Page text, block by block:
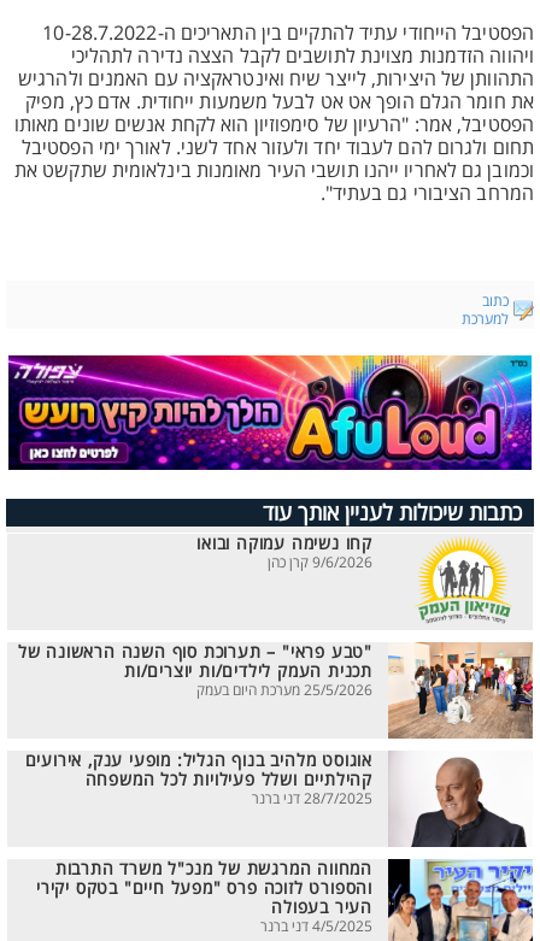
הפסטיבל הייחודי עתיד להתקיים בין התאריכים ה-10-28.7.2022
ויהווה הזדמנות מצוינת לתושבים לקבל הצצה נדירה לתהליכי
התהוותן של היצירות, לייצר שיח ואינטראקציה עם האמנים ולהרגיש
את חומר הגלם הופך אט אט לבעל משמעות ייחודית. אדם כץ, מפיק
הפסטיבל, אמר: "הרעיון של סימפוזיון הוא לקחת אנשים שונים מאותו
תחום ולגרום להם לעבוד יחד ולעזור אחד לשני. לאורך ימי הפסטיבל
וכמובן גם לאחריו ייהנו תושבי העיר מאומנות בינלאומית שתקשט את
המרחב הציבורי גם בעתיד".
כתוב
למערכת
כתבות שיכולות לעניין אותך עוד
קחו נשימה עמוקה ובואו
9/6/2026 קרן כהן
"טבע פראי" – תערוכת סוף השנה הראשונה של
תכנית העמק לילדים/ות יוצרים/ות
25/5/2026 מערכת היום בעמק
אוגוסט מלהיב בנוף הגליל: מופעי ענק, אירועים
קהילתיים ושלל פעילויות לכל המשפחה
28/7/2025 דני ברנר
המחווה המרגשת של מנכ"ל משרד התרבות
והספורט לזוכה פרס "מפעל חיים" בטקס יקירי
העיר בעפולה
4/5/2025 דני ברנר